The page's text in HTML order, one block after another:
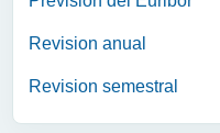
Revision anual
Revision semestral